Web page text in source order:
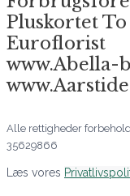
Pluskortet
Euroflorist
www.Abella-
Alle rettigheder
35629866
Læs vores